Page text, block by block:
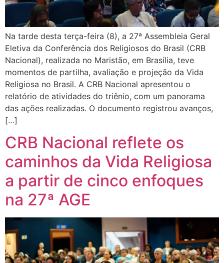
Na tarde desta terça-feira (8), a 27ª Assembleia Geral
Eletiva da Conferência dos Religiosos do Brasil (CRB
Nacional), realizada no Maristão, em Brasília, teve
momentos de partilha, avaliação e projeção da Vida
Religiosa no Brasil. A CRB Nacional apresentou o
relatório de atividades do triênio, com um panorama
das ações realizadas. O documento registrou avanços,
[…]
CRB Nacional reflete os
caminhos da Vida Religiosa
a partir de cinco enfoques
na 27ª AGE